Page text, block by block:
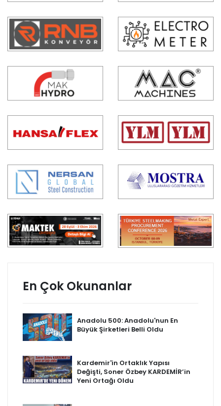
En Çok Okunanlar
Anadolu 500: Anadolu'nun En
Büyük Şirketleri Belli Oldu
Kardemir'in Ortaklık Yapısı
Değişti, Soner Özbey KARDEMİR’in
Yeni Ortağı Oldu